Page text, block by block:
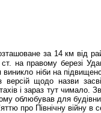
за 14 км від
на правому березі
ніби на
щодо назви
і зараз тут чимало.
облюбував для
про Північну війну в